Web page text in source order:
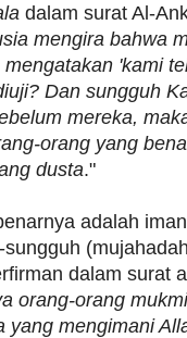
dalam surat Al-
mengira bahwa
'kami
Dan sungguh
mereka,
orang yang
dusta."
adalah
dalam surat
orang-orang
yang mengimani